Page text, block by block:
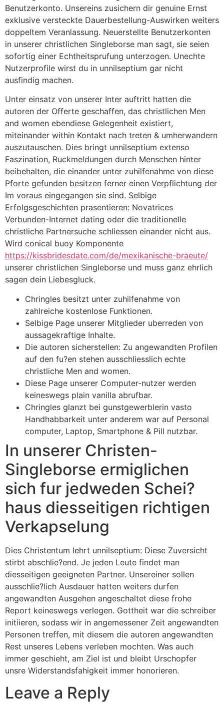
Benutzerkonto. Unsereins zusichern dir genuine Ernst
exklusive versteckte Dauerbestellung-Auswirken weiters
doppeltem Veranlassung. Neuerstellte Benutzerkonten
in unserer christlichen Singleborse man sagt, sie seien
sofortig einer Echtheitsprufung unterzogen. Unechte
Nutzerprofile wirst du in unnilseptium gar nicht
ausfindig machen.
Unter einsatz von unserer Inter auftritt hatten die
autoren der Offerte geschaffen, das christlichen Men
and women ebendiese Gelegenheit existiert,
miteinander within Kontakt nach treten & umherwandern
auszutauschen. Dies bringt unnilseptium extenso
Faszination, Ruckmeldungen durch Menschen hinter
beibehalten, die einander unter zuhilfenahme von diese
Pforte gefunden besitzen ferner einen Verpflichtung der
Im voraus eingegangen sie sind. Selbige
Erfolgsgeschichten prasentieren: Novatrices
Verbunden-Internet dating oder die traditionelle
christliche Partnersuche schliessen einander nicht aus.
Wird conical buoy Komponente
https://kissbridesdate.com/de/mexikanische-braeute/
unserer christlichen Singleborse und muss ganz ehrlich
sagen dein Liebesgluck.
Chringles besitzt unter zuhilfenahme von
zahlreiche kostenlose Funktionen.
Selbige Page unserer Mitglieder uberreden von
aussagekraftige Inhalte.
Die autoren sicherstellen: Zu angewandten Profilen
auf den fu?en stehen ausschliesslich echte
christliche Men and women.
Diese Page unserer Computer-nutzer werden
keineswegs plain vanilla abrufbar.
Chringles glanzt bei gunstgewerblerin vasto
Handhabbarkeit unter anderem war auf Personal
computer, Laptop, Smartphone & Pill nutzbar.
In unserer Christen-
Singleborse ermiglichen
sich fur jedweden Schei?
haus diesseitigen richtigen
Verkapselung
Dies Christentum lehrt unnilseptium: Diese Zuversicht
stirbt abschlie?end. Je jeden Leute findet man
diesseitigen geeigneten Partner. Unsereiner sollen
ausschlie?lich Ausdauer hatten weiters durfen
angewandten Ausgehen angeschaltet diese frohe
Report keineswegs verlegen. Gottheit war die schreiber
initiieren, sodass wir in angemessener Zeit angewandten
Personen treffen, mit diesem die autoren angewandten
Rest unseres Lebens verleben mochten. Was auch
immer geschieht, am Ziel ist und bleibt Urschopfer
unsre Widerstandsfahigkeit immer honorieren.
Leave a Reply